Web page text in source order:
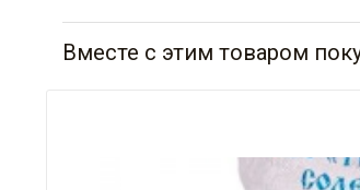
Вместе с этим товаром